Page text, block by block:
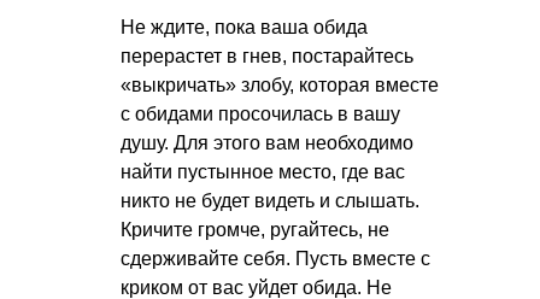
Не ждите, пока ваша обида
перерастет в гнев, постарайтесь
«выкричать» злобу, которая вместе
с обидами просочилась в вашу
душу. Для этого вам необходимо
найти пустынное место, где вас
никто не будет видеть и слышать.
Кричите громче, ругайтесь, не
сдерживайте себя. Пусть вместе с
криком от вас уйдет обида. Не